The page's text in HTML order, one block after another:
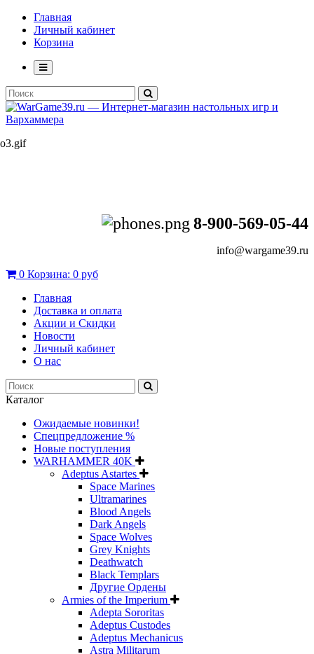
Главная
Личный кабинет
Корзина
8-900-569-05-44
info@wargame39.ru
0 Корзина: 0 руб
Главная
Доставка и оплата
Акции и Скидки
Новости
Личный кабинет
О нас
Каталог
Ожидаемые новинки!
Спецпредложение %
Новые поступления
WARHAMMER 40K
Adeptus Astartes
Space Marines
Ultramarines
Blood Angels
Dark Angels
Space Wolves
Grey Knights
Deathwatch
Black Templars
Другие Ордены
Armies of the Imperium
Adepta Sororitas
Adeptus Custodes
Adeptus Mechanicus
Astra Militarum